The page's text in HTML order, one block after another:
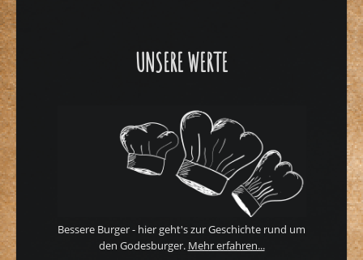
UNSERE WERTE
Bessere Burger - hier geht's zur Geschichte rund um
den Godesburger. Mehr erfahren...